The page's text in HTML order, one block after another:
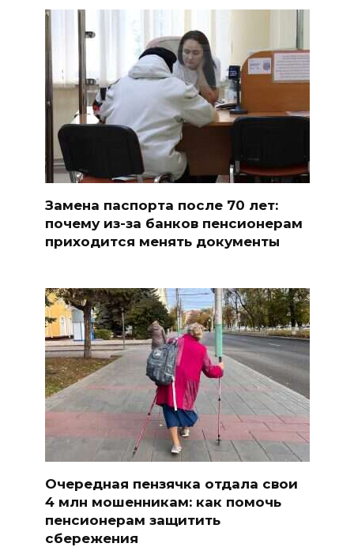
Замена паспорта после 70 лет:
почему из-за банков пенсионерам
приходится менять документы
Очередная пензячка отдала свои
4 млн мошенникам: как помочь
пенсионерам защитить
сбережения